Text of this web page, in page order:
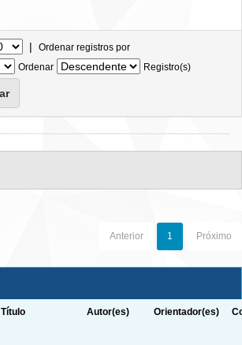
| Ordenar registros por
Ordenar
Registro(s)
Anterior 1 Próximo
Título Autor(es) Orientador(es)